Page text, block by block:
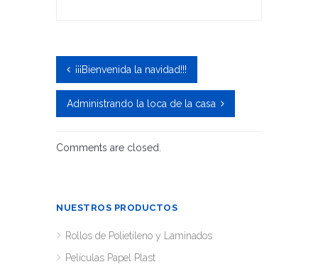
¡¡¡Bienvenida la navidad!!!
Administrando la loca de la casa
Comments are closed.
NUESTROS PRODUCTOS
Rollos de Polietileno y Laminados
Películas Papel Plast